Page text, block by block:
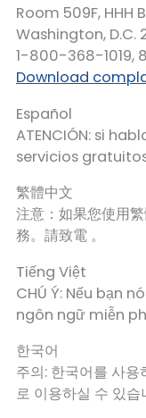
Room 509F, HHH
Washington, D.C.
1-800-368-1019,
Download
Español
ATENCIÓN: si
servicios
繁體中文
注意：如果您使用
務。請致電 。
Tiếng Việt
CHÚ Ý: Nếu bạn
ngôn ngữ miễn
한국어
주의: 한국어를 사
로 이용하실 수 있